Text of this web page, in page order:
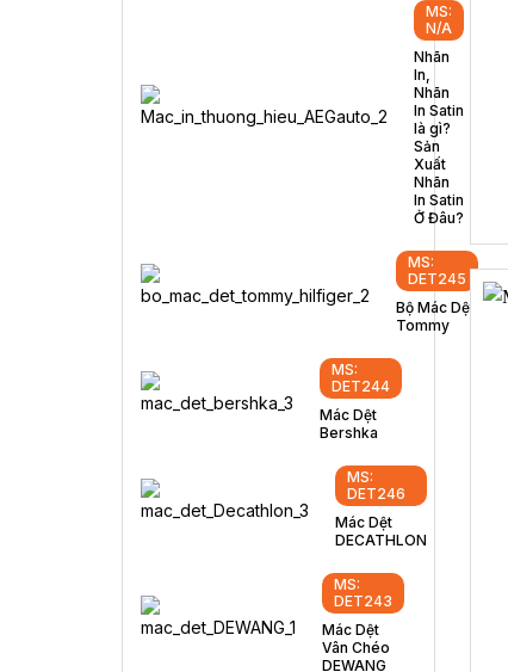
MS:
N/A
Nhãn
In,
Nhãn
In Satin
là gì?
Sản
Xuất
Nhãn
In Satin
Ở Đâu?
MS:
DET245
Bộ Mác Dệt
Tommy
MS:
DET244
Mác Dệt
Bershka
MS:
DET246
Mác Dệt
DECATHLON
MS:
DET243
Mác Dệt
Vân Chéo
DEWANG